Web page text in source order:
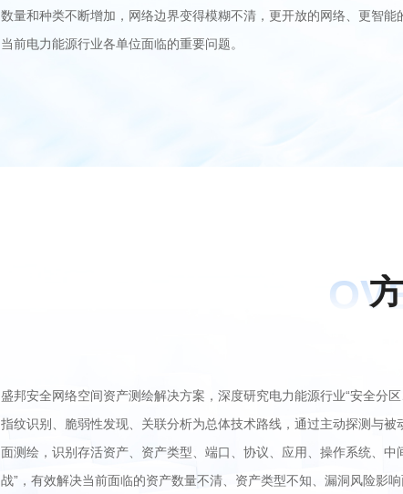
数量和种类不断增加，网络边界变得模糊不清，更开放的网络、更智
当前电力能源行业各单位面临的重要问题。
方
盛邦安全网络空间资产测绘解决方案，深度研究电力能源行业“安全分
指纹识别、脆弱性发现、关联分析为总体技术路线，通过主动探测与
面测绘，识别存活资产、资产类型、端口、协议、应用、操作系统、
战”，有效解决当前面临的资产数量不清、资产类型不知、漏洞风险影